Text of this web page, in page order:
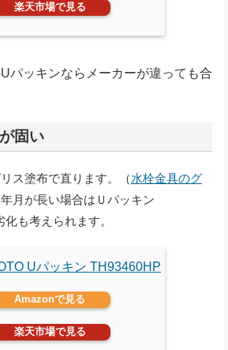
楽天市場で見る
パッキンならメーカーが違っても合
固い
ス塗布で直ります。（水栓金具のグ
月が長い場合はＵパッキン
化も考えられます。
Uパッキン TH93460HP
Amazonで見る
楽天市場で見る